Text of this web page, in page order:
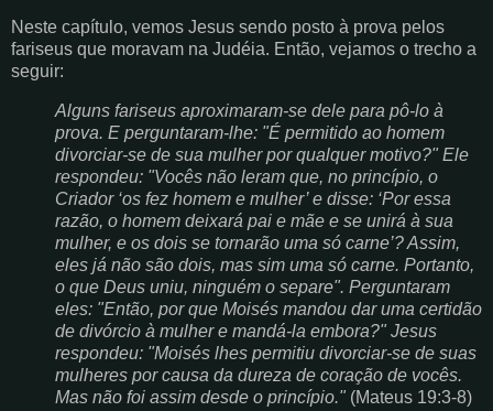
Neste capítulo, vemos Jesus sendo posto à prova pelos
fariseus que moravam na Judéia. Então, vejamos o trecho a
seguir:
Alguns fariseus aproximaram-se dele para pô-lo à
prova. E perguntaram-lhe: "É permitido ao homem
divorciar-se de sua mulher por qualquer motivo?" Ele
respondeu: "Vocês não leram que, no princípio, o
Criador ‘os fez homem e mulher’ e disse: ‘Por essa
razão, o homem deixará pai e mãe e se unirá à sua
mulher, e os dois se tornarão uma só carne’? Assim,
eles já não são dois, mas sim uma só carne. Portanto,
o que Deus uniu, ninguém o separe". Perguntaram
eles: "Então, por que Moisés mandou dar uma certidão
de divórcio à mulher e mandá-la embora?" Jesus
respondeu: "Moisés lhes permitiu divorciar-se de suas
mulheres por causa da dureza de coração de vocês.
Mas não foi assim desde o princípio."(Mateus 19:3-8)